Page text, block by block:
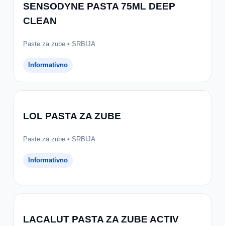
SENSODYNE PASTA 75ML DEEP
CLEAN
Paste za zube • SRBIJA
Informativno
LOL PASTA ZA ZUBE
Paste za zube • SRBIJA
Informativno
LACALUT PASTA ZA ZUBE ACTIV